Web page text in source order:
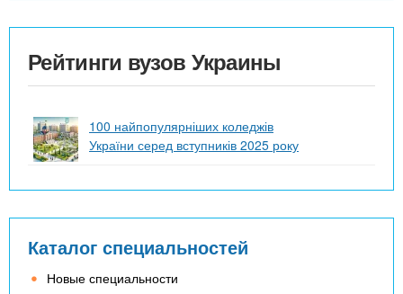
Рейтинги вузов Украины
100 найпопулярніших коледжів
України серед вступників 2025 року
Каталог специальностей
Новые специальности